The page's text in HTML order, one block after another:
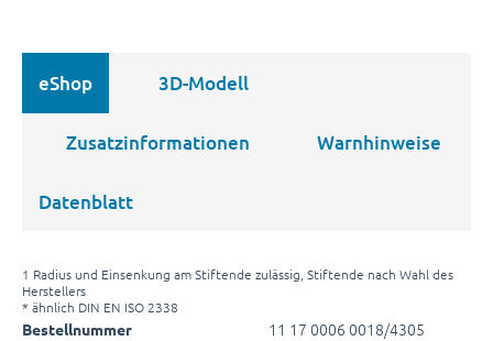
eShop 3D-Modell
Zusatzinformationen Warnhinweise
Datenblatt
1 Radius und Einsenkung am Stiftende zulässig, Stiftende nach Wahl des
Herstellers
* ähnlich DIN EN ISO 2338
Bestellnummer 11 17 0006 0018/4305